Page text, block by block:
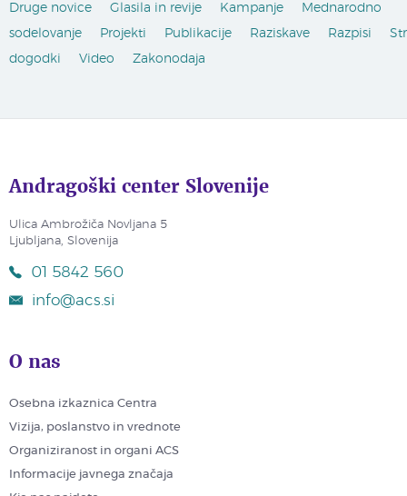
Druge novice Glasila in revije Kampanje
Mednarodno
sodelovanje
Projekti Publikacije Raziskave Razpisi
dogodki
Video Zakonodaja
Andragoški center Slovenije
Ulica Ambrožiča Novljana 5
Ljubljana, Slovenija
01 5842 560
info@acs.si
O nas
Osebna izkaznica Centra
Vizija, poslanstvo in vrednote
Organiziranost in organi ACS
Informacije javnega značaja